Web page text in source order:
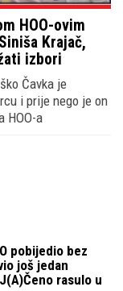
HOO-ovim
Krajač,
izbori
Čavka je
i prije nego je on
HOO-a
pobijedio bez
još jedan
rasulo u